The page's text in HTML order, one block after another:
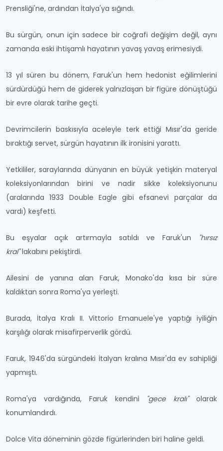
Prensliği'ne, ardından İtalya'ya sığındı.
Bu sürgün, onun için sadece bir coğrafi değişim değil, aynı
zamanda eski ihtişamlı hayatının yavaş yavaş erimesiydi.
13 yıl süren bu dönem, Faruk'un hem hedonist eğilimlerini
sürdürdüğü hem de giderek yalnızlaşan bir figüre dönüştüğü
bir evre olarak tarihe geçti.
Devrimcilerin baskısıyla aceleyle terk ettiği Mısır'da geride
bıraktığı servet, sürgün hayatının ilk ironisini yarattı.
Yetkililer, saraylarında dünyanın en büyük yetişkin materyal
koleksiyonlarından birini ve nadir sikke koleksiyonunu
(aralarında 1933 Double Eagle gibi efsanevi parçalar da
vardı) keşfetti.
Bu eşyalar açık artırmayla satıldı ve Faruk'un
"hırsız
kral"lakabını pekiştirdi.
Ailesini de yanına alan Faruk, Monako'da kısa bir süre
kaldıktan sonra Roma'ya yerleşti.
Burada, İtalya Kralı II. Vittorio Emanuele'ye yaptığı iyiliğin
karşılığı olarak misafirperverlik gördü.
Faruk, 1946'da sürgündeki İtalyan kralına Mısır'da ev sahipliği
yapmıştı.
Roma'ya vardığında, Faruk kendini "gece kralı"olarak
konumlandırdı.
Dolce Vita döneminin gözde figürlerinden biri haline geldi.